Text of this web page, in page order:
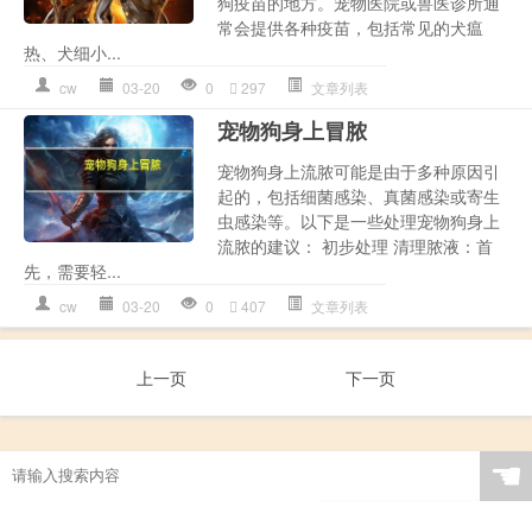
常会提供各种疫苗，包括常见的犬瘟
热、犬细小...
cw 03-20 0 297 文章列表
宠物狗身上冒脓
宠物狗身上流脓可能是由于多种原因引
起的，包括细菌感染、真菌感染或寄生
虫感染等。以下是一些处理宠物狗身上
流脓的建议： 初步处理 清理脓液：首
先，需要轻...
cw 03-20 0 407 文章列表
上一页 下一页
☚